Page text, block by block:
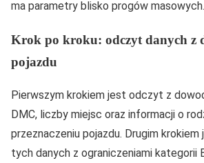
ma parametry blisko progów masowych.
Krok po kroku: odczyt danych z
pojazdu
Pierwszym krokiem jest odczyt z
DMC, liczby miejsc oraz informacji o
przeznaczeniu pojazdu. Drugim
tych danych z ograniczeniami kategorii